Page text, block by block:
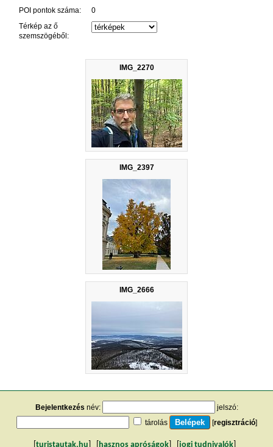
IMG_2270
IMG_2397
IMG_2666
POI pontok száma:
0
Térkép az ő
szemszögéből:
Bejelentkezés név:
jelszó:
tárolás
[regisztráció]
turistautak.hu hasznos apróságok jogi tudnivalók